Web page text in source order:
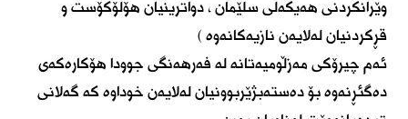
وێرانکردنی هەیکەلی سلێمان ، دواترینیان هۆلۆکۆست و
قڕکردنیان لەلایەن نازیەکانەوە )
ئەم چیرۆکی مەزڵومیەتانە لە فەرهەنگی جوودا هۆکارەکەی
دەگئڕنەوە بۆ دەستەبژێربوونیان لەلایەن خوداوە کە گەلانی